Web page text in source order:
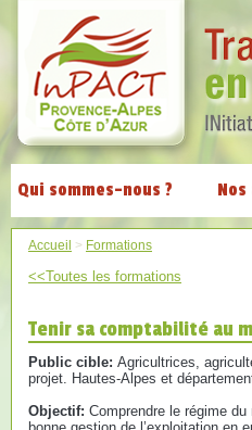
Qui sommes-nous ?
Accueil > Formations
<<Toutes les formations
Tenir sa comptabilité au
Public cible: Agricultrices,
projet. Hautes-Alpes et
Objectif: Comprendre le régime